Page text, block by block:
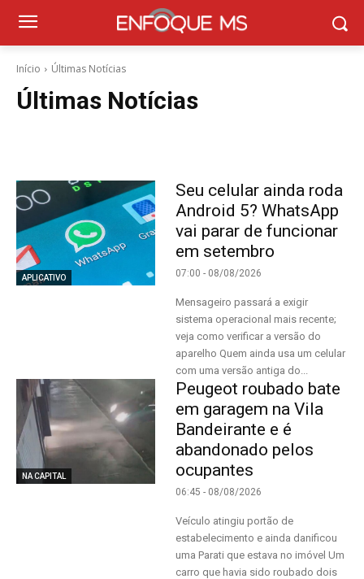
Início Últimas Notícias
Últimas Notícias
APLICATIVO
Seu celular ainda roda
Android 5? WhatsApp
vai parar de funcionar
em setembro
07:00 - 08/08/2026
Mensageiro passará a exigir
sistema operacional mais recente;
veja como verificar a versão do
aparelho Quem ainda usa um celular
com uma versão antiga do...
NA CAPITAL
Peugeot roubado bate
em garagem na Vila
Bandeirante e é
abandonado pelos
ocupantes
06:45 - 08/08/2026
Veículo atingiu portão de
estabelecimento e ainda danificou
uma Parati que estava no imóvel Um
carro que havia sido roubado dois